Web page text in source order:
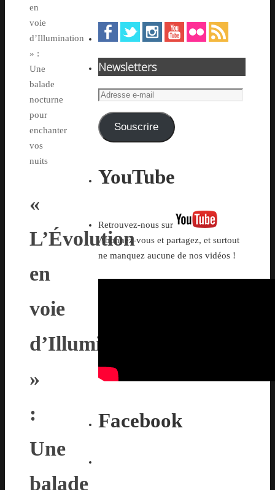
en
voie
d’Illumination
» :
Une
balade
nocturne
pour
enchanter
vos
nuits
«
L’Évolution
en
voie
d’Illumination
»
:
Une
balade
Newsletters
Adresse
mail Souscrire
YouTube
Retrouvez-nous sur
Abonnez-vous et partagez, et surtout
ne manquez aucune de nos vidéos !
Facebook